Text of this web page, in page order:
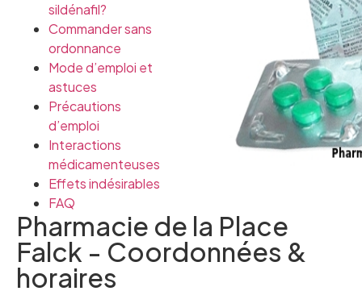
sildénafil?
Commander sans
ordonnance
Mode d’emploi et
astuces
Précautions
d’emploi
Interactions
médicamenteuses
Effets indésirables
FAQ
Pharmacie de la Place
Falck - Coordonnées &
horaires